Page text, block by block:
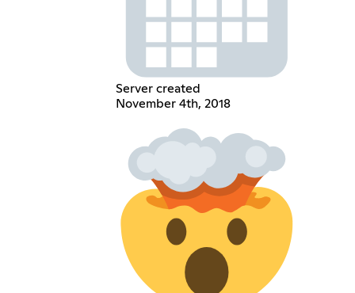
Server created
November 4th, 2018